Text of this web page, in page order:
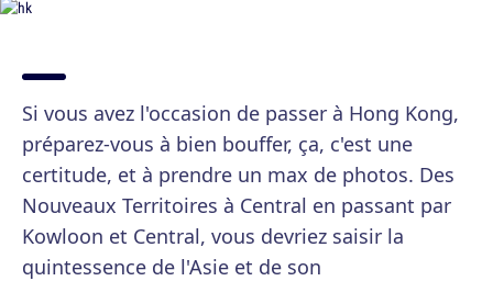
Si vous avez l'occasion de passer à Hong Kong,
préparez-vous à bien bouffer, ça, c'est une
certitude, et à prendre un max de photos. Des
Nouveaux Territoires à Central en passant par
Kowloon et Central, vous devriez saisir la
quintessence de l'Asie et de son